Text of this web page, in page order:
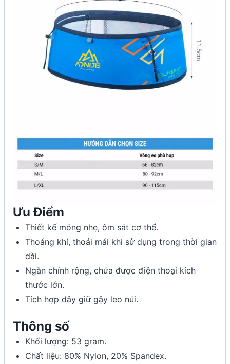
Ưu Điểm
Thiết kế mỏng nhẹ, ôm sát cơ thể.
Thoáng khí, thoải mái khi sử dụng trong thời gian
dài.
Ngăn chính rộng, chứa được điện thoại kích
thước lớn.
Tích hợp dây giữ gậy leo núi.
Thông số
Khối lượng: 53 gram.
Chất liệu: 80% Nylon, 20% Spandex.